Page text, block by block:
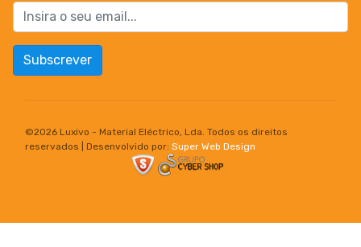
Subscrever
©2026 Luxivo - Material Eléctrico, Lda. Todos os direitos
reservados | Desenvolvido por: Super Web Design